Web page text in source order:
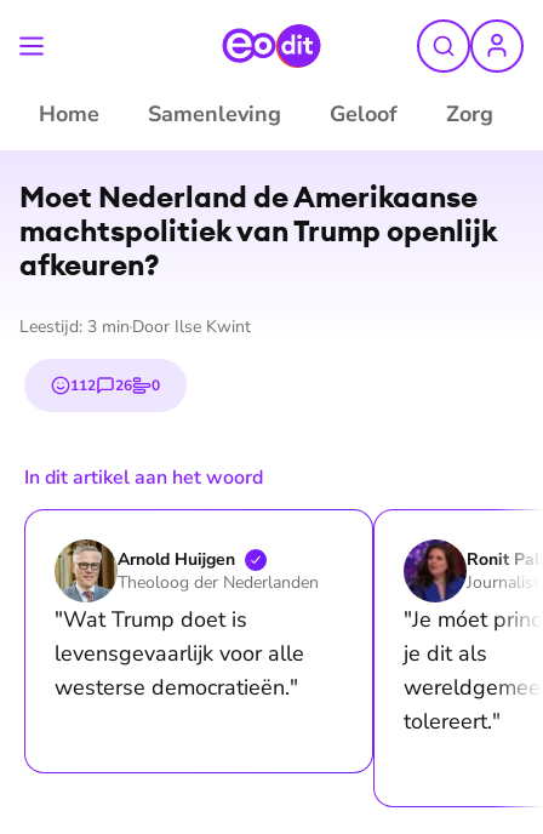
Home Samenleving Geloof Zorg
Moet Nederland de Amerikaanse
machts­po­li­tiek van Trump openlijk
afkeuren?
Leestijd: 3 min Door Ilse Kwint
112
emojis26
reacties
0
stemmen
In dit artikel aan het woord
Arnold Huijgen
Theoloog der Nederlanden
"Wat Trump doet is
levensgevaarlijk voor alle
westerse democratieën."
Ronit
Journalist
"Je móet
je dit als
tolereert."